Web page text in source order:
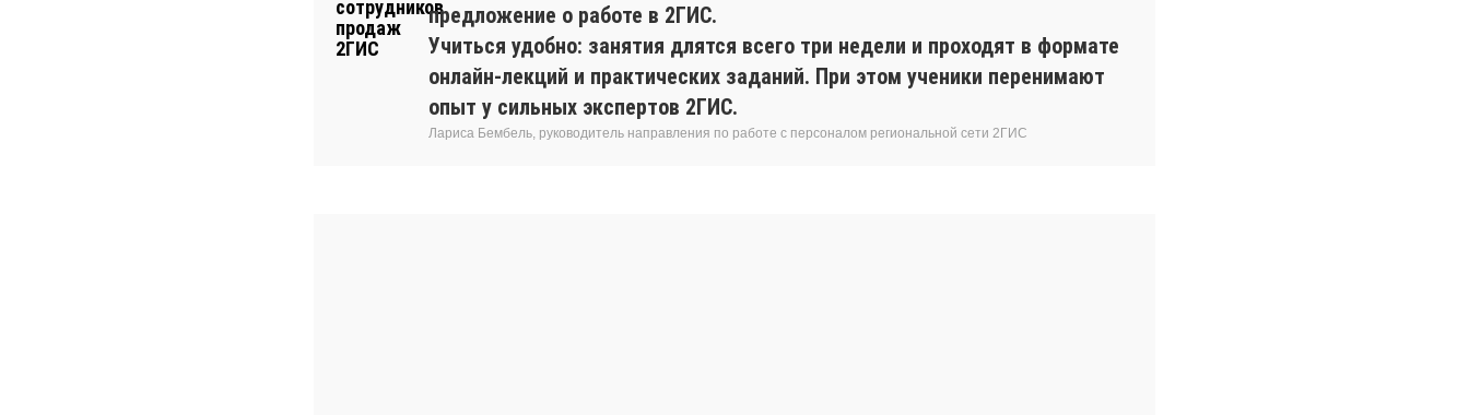
предложение о работе в 2ГИС.
Учиться удобно: занятия длятся всего три недели и проходят в формате
онлайн-лекций и практических заданий. При этом ученики перенимают
опыт у сильных экспертов 2ГИС.
Лариса Бембель, руководитель направления по работе с персоналом региональной сети 2ГИС